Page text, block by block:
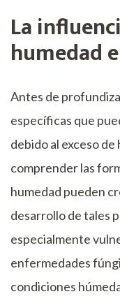
La
humedad
Antes de
específicas que
debido al exceso
comprender las
humedad pueden
desarrollo de tales
especialmente
enfermedades
condiciones